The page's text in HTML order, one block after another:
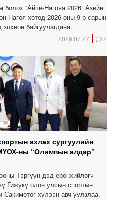
“Айчи-Нагояа 2026” Азийн
Нагоя хотод 2026 оны 9-р сарын
байгуулагдана.
2026.07.27 2
ахлах сургуулийн
ны “Олимпын алдар”
Тэргүүн дэд ерөнхийлөгч
Гижүкү олон улсын спортын
Сакимотог хүлээн авч уулзлаа.